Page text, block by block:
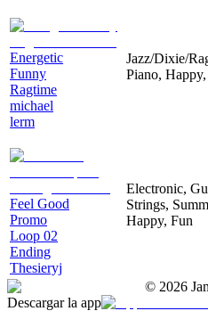
Energetic
Funny
Ragtime
michael
lerm
Jazz/Dixie/
Piano,
Feel Good
Promo
Loop 02
Ending
Thesieryj
Electronic,
Strings,
Happy, Fun
© 2026
Descargar la app